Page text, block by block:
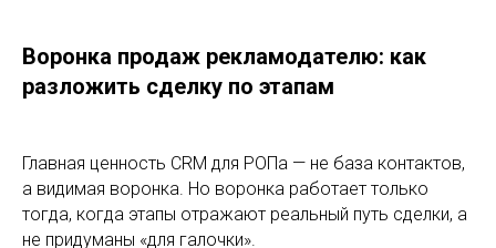
Воронка продаж рекламодателю: как
разложить сделку по этапам
Главная ценность CRM для РОПа — не база контактов,
а видимая воронка. Но воронка работает только
тогда, когда этапы отражают реальный путь сделки, а
не придуманы «для галочки».